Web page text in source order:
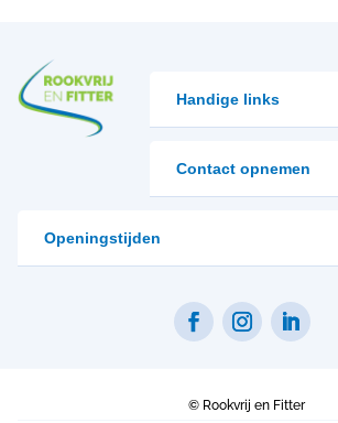
Handige links
Contact opnemen
Openingstijden
© Rookvrij en Fitter